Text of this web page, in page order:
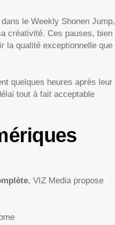
dans le Weekly Shonen Jump,
créativité. Ces pauses, bien
la qualité exceptionnelle que
quelques heures après leur
tout à fait acceptable
, VIZ Media propose